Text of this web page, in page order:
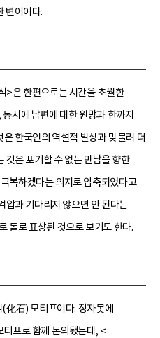
변이이다.
>은 한편으로는 시간을 초월한
시에 남편에 대한 원망과 한까지
한국인의 역설적 발상과 맞물려 더
것은 포기할 수 없는 만남을 향한
복하겠다는 의지로 압축되었다고
압과 기다리지 않으면 안 된다는
돌로 표상된 것으로 보기도 한다.
化石) 모티프이다. 장자못에
프로 함께 논의됐는데, <